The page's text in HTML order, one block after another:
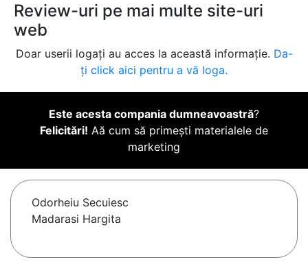
Review-uri pe mai multe site-uri
web
Doar userii logați au acces la această informație. Da-
ți click aici pentru a vă loga.
Este acesta compania dumneavoastră?
Felicitări! Aă cum să primești materialele de
marketing
Odorheiu Secuiesc
Madarasi Hargita